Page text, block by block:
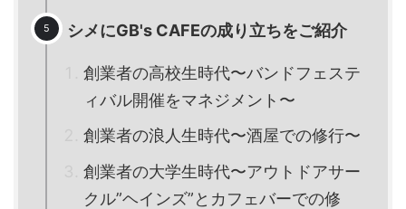
シメにGB's CAFEの成り立ちをご紹介
創業者の高校生時代〜バンドフェステ
ィバル開催をマネジメント〜
創業者の浪人生時代〜酒屋での修行〜
創業者の大学生時代〜アウトドアサー
クル”ヘインズ”とカフェバーでの修